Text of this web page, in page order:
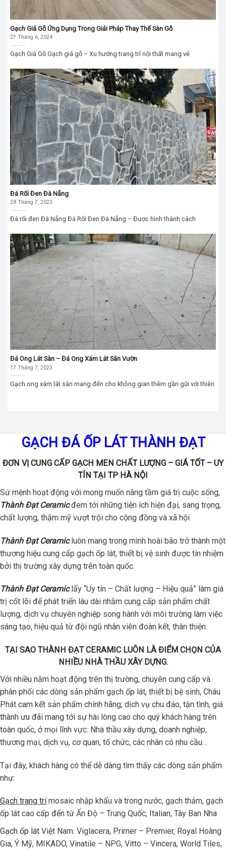
Gạch Giả Gỗ Ứng Dụng Trong Giải Pháp Thay Thế Sàn Gỗ
27 Tháng 6, 2024
Gạch Giả Gỗ Gạch giả gỗ – Xu hướng trang trí nội thất mang vẻ
Đá Rối Đen Đà Nẵng
28 Tháng 7, 2023
Đá rối đen Đà Nẵng Đá Rối Đen Đà Nẵng – Được hình thành cách
Đá Ong Lát Sàn – Đá Ong Xám Lát Sân Vườn
17 Tháng 7, 2023
Gạch ong xám lát sân mang đến cho không gian thêm gần gũi với thiên
GẠCH ĐÁ ỐP LÁT THÀNH ĐẠT
ĐƠN VỊ CUNG CẤP GẠCH MEN CHẤT LƯỢNG – GIÁ TỐT – UY
TÍN TẠI TP HÀ NỘI
Sứ mệnh hoạt động với mong muốn nâng tầm giá trị cuộc sống,
Thành Đạt Ceramicđem tới những tiện ích hiện đại, sang trọng,
chất lượng, thậm mỹ vượt trội cho cộng đồng và xã hội.
Thành Đạt Ceramicluôn mang trong mình hoài bão trở thành một
thương hiệu cung cấp gạch ốp lát, thiết bị vệ sinh được tín nhiệm
bởi thị trường xây dựng trên toàn quốc.
Thành Đạt Ceramiclấy “Uy tín – Chất lượng – Hiệu quả” làm giá
trị cốt lõi để phát triển lâu dài nhằm cung cấp sản phẩm chất
lượng, dịch vụ chuyên nghiệp song hành với môi trường làm việc
sáng tạo, hiệu quả từ đội ngũ nhân viên đoàn kết, thân thiện.
TẠI SAO THÀNH ĐẠT CERAMIC LUÔN LÀ ĐIỂM CHỌN CỦA
NHIỀU NHÀ THẦU XÂY DỰNG.
Với nhiều năm hoạt động trên thị trường, chuyên cung cấp và
phân phối các dòng sản phẩm gạch ốp lát, thiết bị bệ sinh, Châu
Phát cam kết sản phẩm chính hãng, dịch vụ chu đáo, tận tình, giá
thành ưu đãi mang tới sự hài lòng cao cho quý khách hàng trên
toàn quốc, ở mọi lĩnh vực: Nhà thầu xây dựng, doanh nghiệp,
thương mại, dịch vụ, cơ quan, tổ chức, các nhân có nhu cầu…
Tại đây, khách hàng có thể dễ dàng tìm thấy các dòng sản phẩm
như:
Gạch trang trímosaic nhập khẩu và trong nước, gạch thảm, gạch
ốp lát cao cấp đến từ Ấn Độ – Trung Quốc, Italian, Tây Ban Nha
Gạch ốp lát Việt Nam: Viglacera, Primer – Premier, Royal Hoàng
Gia, Ý Mỹ, MIKADO, Vinatile – NPG, Vitto – Vincera, World Tiles,